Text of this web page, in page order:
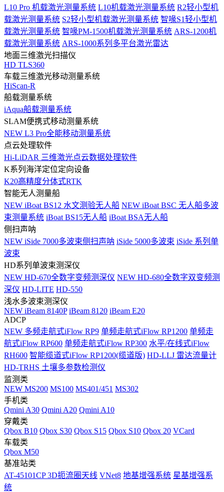
L10 Pro 机载激光测量系统 L10机载激光测量系统 R2轻小型机
载激光测量系统 S2轻小型机载激光测量系统 智喙S1轻小型机
载激光测量系统 智喙PM-1500机载激光测量系统 ARS-1200机
载激光测量系统 ARS-1000系列多平台激光雷达
地面三维激光扫描仪
HD TLS360
车载三维激光移动测量系统
HiScan-R
船载测量系统
iAqua船载测量系统
SLAM便携式移动测量系统
NEW L3 Pro全能移动测量系统
点云处理软件
Hi-LiDAR 三维激光点云数据处理软件
K系列海洋定位定向设备
K20高精度分体式RTK
智能无人测量船
NEW iBoat BS12 水文测验无人船 NEW iBoat BSC 无人船多波
束测量系统 iBoat BS15无人船 iBoat BSA无人船
侧扫声呐
NEW iSide 7000多波束侧扫声呐 iSide 5000多波束 iSide 系列单
波束
HD系列单波束测深仪
NEW HD-670全数字变频测深仪 NEW HD-680全数字双变频测
深仪 HD-LITE HD-550
浅水多波束测深仪
NEW iBeam 8140P iBeam 8120 iBeam E20
ADCP
NEW 多频走航式iFlow RP9 单频走航式iFlow RP1200 单频走
航式iFlow RP600 单频走航式iFlow RP300 水平/在线式iFlow
RH600 智能缆道式iFlow RP1200(缆道版) HD-LLJ 雷达流量计
HD-TRHS 土壤多参数检测仪
监测类
NEW MS200 MS100 MS401/451 MS302
手机类
Qmini A30 Qmini A20 Qmini A10
穿戴类
Qbox B10 Qbox S30 Qbox S15 Qbox S10 Qbox 20 VCard
车载类
Qbox M50
基准站类
AT-45101CP 3D扼流圈天线 VNet8 地基增强系统 星基增强系
统